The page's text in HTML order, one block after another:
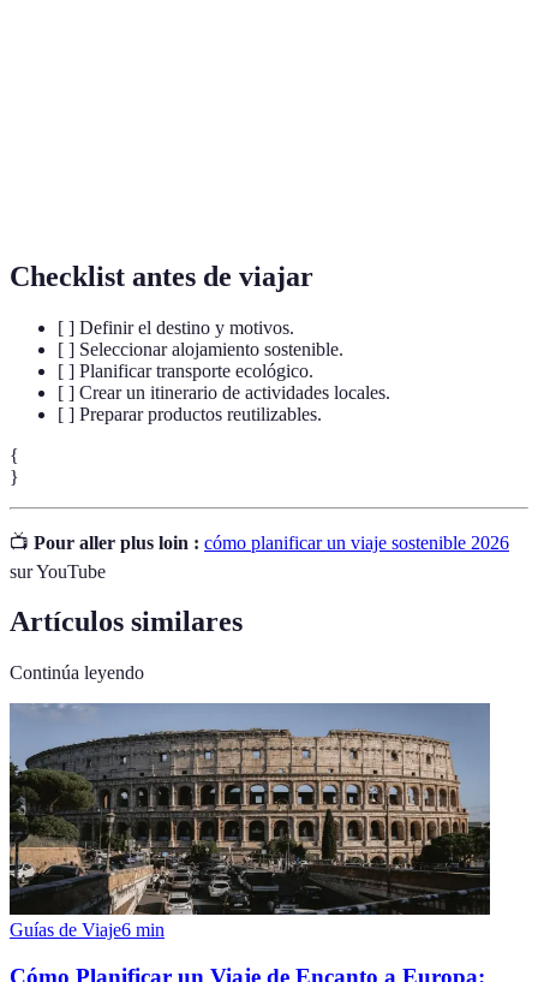
Checklist antes de viajar
[ ] Definir el destino y motivos.
[ ] Seleccionar alojamiento sostenible.
[ ] Planificar transporte ecológico.
[ ] Crear un itinerario de actividades locales.
[ ] Preparar productos reutilizables.
{
}
📺 Pour aller plus loin : cómo planificar un viaje sostenible 2026
sur YouTube
Artículos similares
Continúa leyendo
Guías de Viaje6 min
Cómo Planificar un Viaje de Encanto a Europa: